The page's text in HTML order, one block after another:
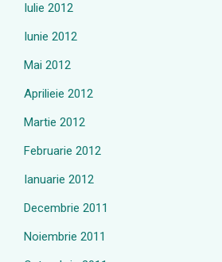
Iulie 2012
Iunie 2012
Mai 2012
Aprilieie 2012
Martie 2012
Februarie 2012
Ianuarie 2012
Decembrie 2011
Noiembrie 2011